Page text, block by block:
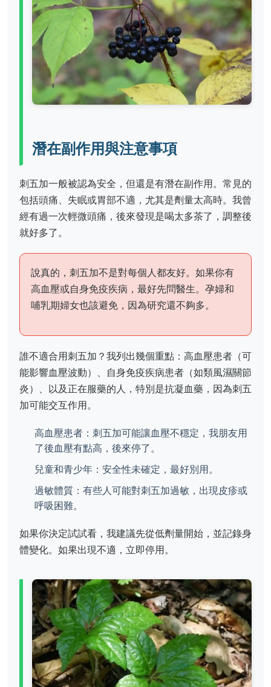
潛在副作用與注意事項
刺五加一般被認為安全，但還是有潛在副作用。常見的
包括頭痛、失眠或胃部不適，尤其是劑量太高時。我曾
經有過一次輕微頭痛，後來發現是喝太多茶了，調整後
就好多了。
說真的，刺五加不是對每個人都友好。如果你有
高血壓或自身免疫疾病，最好先問醫生。孕婦和
哺乳期婦女也該避免，因為研究還不夠多。
誰不適合用刺五加？我列出幾個重點：高血壓患者（可
能影響血壓波動）、自身免疫疾病患者（如類風濕關節
炎）、以及正在服藥的人，特別是抗凝血藥，因為刺五
加可能交互作用。
高血壓患者：刺五加可能讓血壓不穩定，我朋友用
了後血壓有點高，後來停了。
兒童和青少年：安全性未確定，最好別用。
過敏體質：有些人可能對刺五加過敏，出現皮疹或
呼吸困難。
如果你決定試試看，我建議先從低劑量開始，並記錄身
體變化。如果出現不適，立即停用。